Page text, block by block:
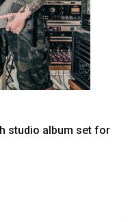
studio album set for